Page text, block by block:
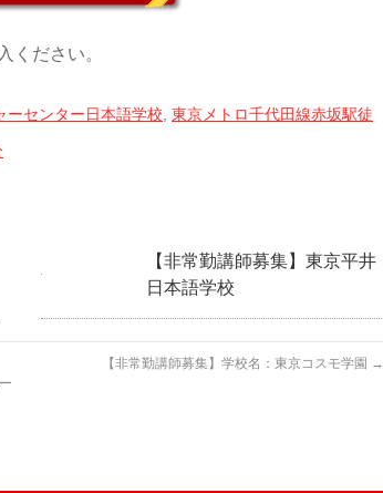
ください。
ーセンター日本語学校, 東京メトロ千代田線赤坂駅徒
【非常勤講師募集】東京平井
日本語学校
【非常勤講師募集】学校名：東京コスモ学園 →